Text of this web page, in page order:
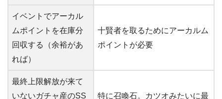
イベントでアーカル
ムポイントを在庫分
回収する（余裕があ
れば）
十賢者を取るためにアーカルム
ポイントが必要
最終上限解放が来て
いないガチャ産のSS
特に召喚石。カツオみたいに最